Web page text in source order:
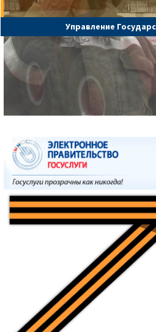
Управление